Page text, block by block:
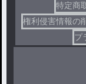
特定商
権利侵害情報の
プ